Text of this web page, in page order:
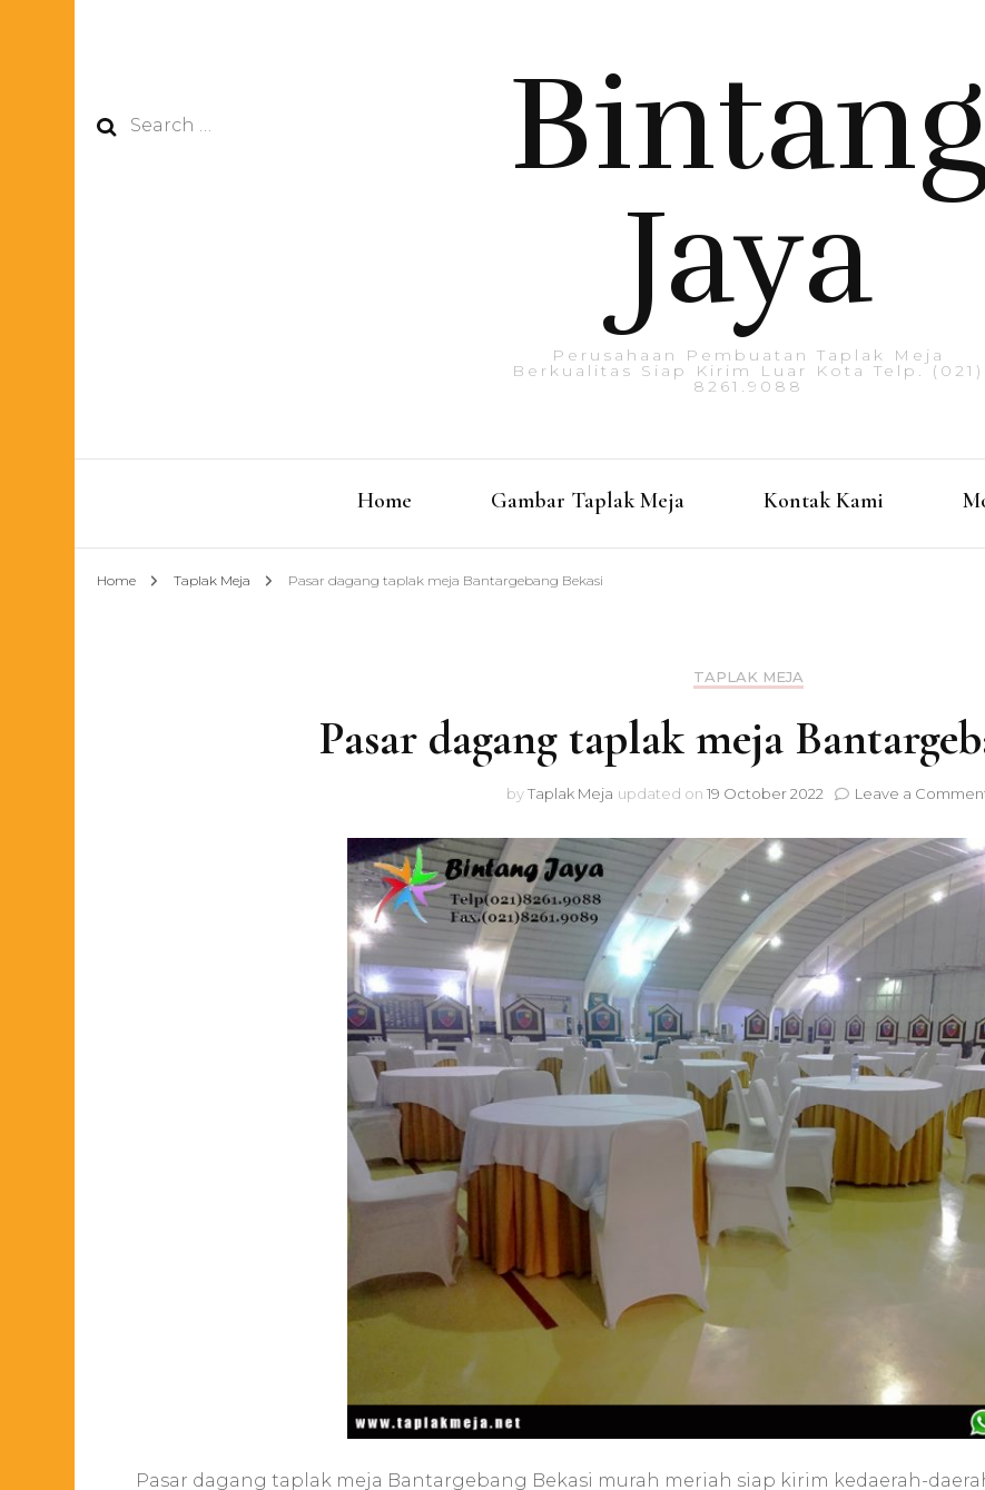
Search
Jaya
Perusahaan Pembuatan Taplak Meja
Berkualitas Siap Kirim Luar Kota Telp. (021)
8261.9088
Home Gambar Taplak Meja Kontak Kami
Home Taplak Meja Pasar dagang taplak meja Bantargebang Bekasi
TAPLAK MEJA
Pasar dagang taplak meja
byTaplak Meja updated on 19 October 2022 Leave a
Pasar dagang taplak meja Bantargebang Bekasi murah meriah siap kirim kedaerah-